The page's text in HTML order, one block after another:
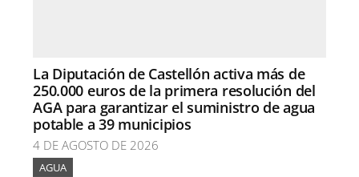
La Diputación de Castellón activa más de
250.000 euros de la primera resolución del
AGA para garantizar el suministro de agua
potable a 39 municipios
4 DE AGOSTO DE 2026
AGUA